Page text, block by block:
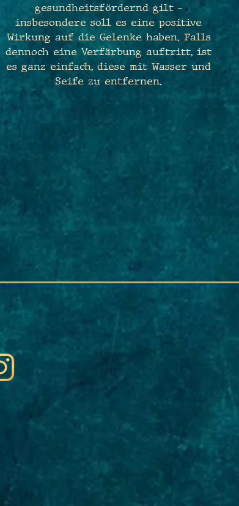
gesundheitsfördernd gilt –
insbesondere soll es eine positive
Wirkung auf die Gelenke haben. Falls
dennoch eine Verfärbung auftritt, ist
es ganz einfach, diese mit Wasser und
Seife zu entfernen.